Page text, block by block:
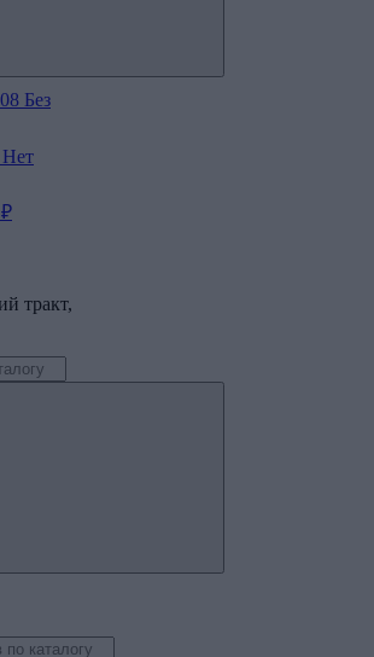
Без
Нет
тракт,